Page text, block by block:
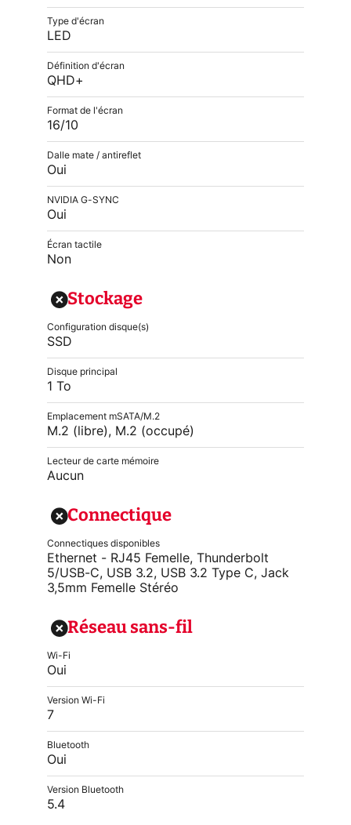
Type d'écran
LED
Définition d'écran
QHD+
Format de l'écran
16/10
Dalle mate / antireflet
Oui
NVIDIA G-SYNC
Oui
Écran tactile
Non
Stockage
Configuration disque(s)
SSD
Disque principal
1 To
Emplacement mSATA/M.2
M.2 (libre), M.2 (occupé)
Lecteur de carte mémoire
Aucun
Connectique
Connectiques disponibles
Ethernet - RJ45 Femelle, Thunderbolt
5/USB-C, USB 3.2, USB 3.2 Type C, Jack
3,5mm Femelle Stéréo
Réseau sans-fil
Wi-Fi
Oui
Version Wi-Fi
7
Bluetooth
Oui
Version Bluetooth
5.4